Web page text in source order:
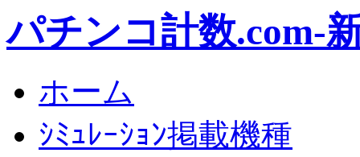
パチンコ計数.com-
ホーム
ｼﾐｭﾚｰｼｮﾝ掲載機種